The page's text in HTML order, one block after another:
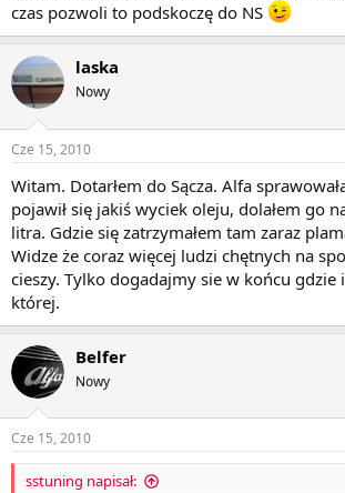
czas pozwoli to podskoczę do NS
laska
Nowy
Cze 15, 2010
Witam. Dotarłem do Sącza. Alfa
pojawił się jakiś wyciek oleju, dolałem go
litra. Gdzie się zatrzymałem tam zaraz
Widze że coraz więcej ludzi chętnych na
cieszy. Tylko dogadajmy sie w końcu gdzie
której.
Belfer
Nowy
Cze 15, 2010
sstuning napisał: